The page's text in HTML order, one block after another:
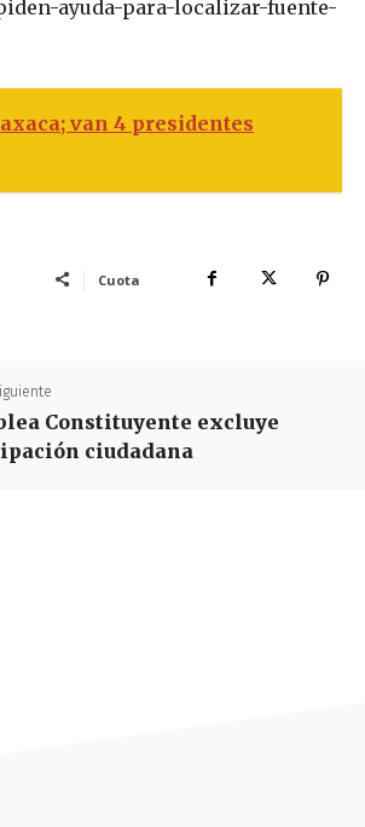
ayuda-para-localizar-fuente-
van 4 presidentes
Cuota
Constituyente excluye
ciudadana